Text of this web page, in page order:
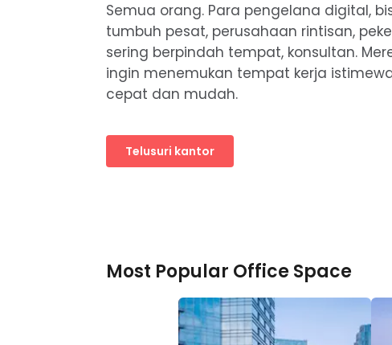
Semua orang. Para pengelana digital,
tumbuh pesat, perusahaan rintisan,
sering berpindah tempat, konsultan.
ingin menemukan tempat kerja
cepat dan mudah.
Telusuri kantor
Most Popular Office Space